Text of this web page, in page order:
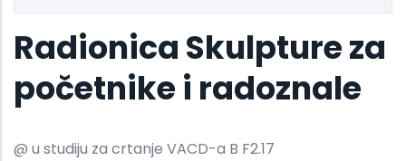
Radionica Skulpture za
početnike i radoznale
@ u studiju za crtanje VACD-a B F2.17